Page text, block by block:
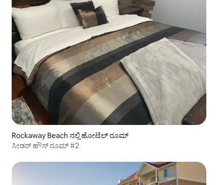
Rockaway Beach ನಲ್ಲಿ ಹೋಟೆಲ್ ರೂಮ್
ಸೀಡರ್ ಹೌಸ್ ರೂಮ್ #2